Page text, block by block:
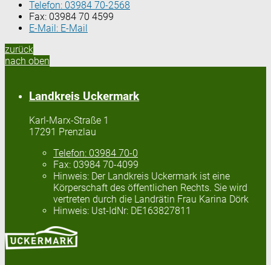
Telefon: 03984 70-2568
Fax: 03984 70 4599
E-Mail: E-Mail
zurück
nach oben
Landkreis Uckermark
Karl-Marx-Straße 1
17291 Prenzlau
Telefon: 03984 70-0
Fax: 03984 70-4099
Hinweis: Der Landkreis Uckermark ist eine
Körperschaft des öffentlichen Rechts. Sie wird
vertreten durch die Landrätin Frau Karina Dörk
Hinweis: Ust-IdNr: DE163827811